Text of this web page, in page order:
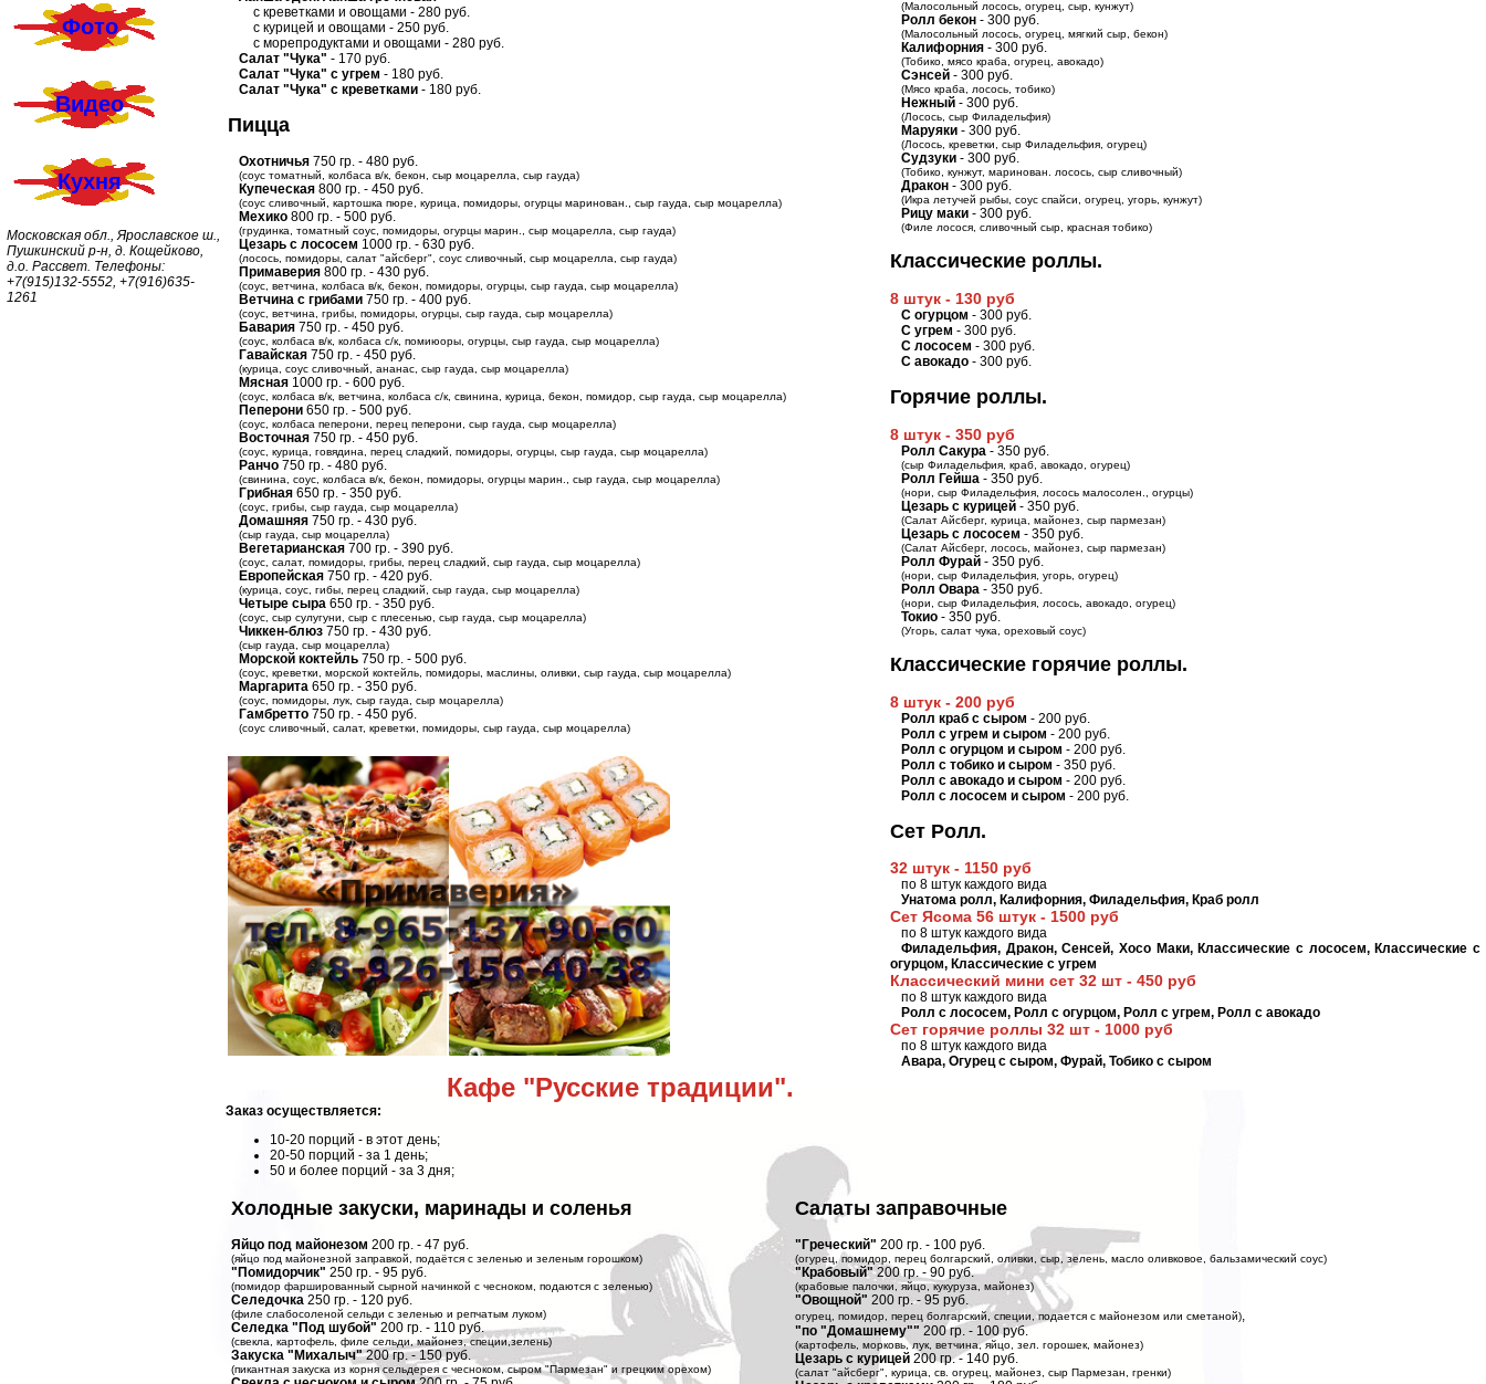
Фото
Видео
Кухня
Московская обл., Ярославское ш.,
Пушкинский р-н, д. Кощейково,
д.о. Рассвет. Телефоны:
+7(915)132-5552, +7(916)635-
1261
с креветками и овощами - 280 руб.
с курицей и овощами - 250 руб.
с морепродуктами и овощами - 280 руб.
Салат "Чука" - 170 руб.
Салат "Чука" с угрем - 180 руб.
Салат "Чука" с креветками - 180 руб.
Пицца
Охотничья 750 гр. - 480 руб.
(соус томатный, колбаса в/к, бекон, сыр моцарелла, сыр гауда)
Купеческая 800 гр. - 450 руб.
(соус сливочный, картошка пюре, курица, помидоры, огурцы маринован., сыр гауда, сыр моцарелла)
Мехико 800 гр. - 500 руб.
(грудинка, томатный соус, помидоры, огурцы марин., сыр моцарелла, сыр гауда)
Цезарь с лососем 1000 гр. - 630 руб.
(лосось, помидоры, салат "айсберг", соус сливочный, сыр моцарелла, сыр гауда)
Примаверия 800 гр. - 430 руб.
(соус, ветчина, колбаса в/к, бекон, помидоры, огурцы, сыр гауда, сыр моцарелла)
Ветчина с грибами 750 гр. - 400 руб.
(соус, ветчина, грибы, помидоры, огурцы, сыр гауда, сыр моцарелла)
Бавария 750 гр. - 450 руб.
(соус, колбаса в/к, колбаса с/к, помиюоры, огурцы, сыр гауда, сыр моцарелла)
Гавайская 750 гр. - 450 руб.
(курица, соус сливочный, ананас, сыр гауда, сыр моцарелла)
Мясная 1000 гр. - 600 руб.
(соус, колбаса в/к, ветчина, колбаса с/к, свинина, курица, бекон, помидор, сыр гауда, сыр моцарелла)
Пеперони 650 гр. - 500 руб.
(соус, колбаса пеперони, перец пеперони, сыр гауда, сыр моцарелла)
Восточная 750 гр. - 450 руб.
(соус, курица, говядина, перец сладкий, помидоры, огурцы, сыр гауда, сыр моцарелла)
Ранчо 750 гр. - 480 руб.
(свинина, соус, колбаса в/к, бекон, помидоры, огурцы марин., сыр гауда, сыр моцарелла)
Грибная 650 гр. - 350 руб.
(соус, грибы, сыр гауда, сыр моцарелла)
Домашняя 750 гр. - 430 руб.
(сыр гауда, сыр моцарелла)
Вегетарианская 700 гр. - 390 руб.
(соус, салат, помидоры, грибы, перец сладкий, сыр гауда, сыр моцарелла)
Европейская 750 гр. - 420 руб.
(курица, соус, гибы, перец сладкий, сыр гауда, сыр моцарелла)
Четыре сыра 650 гр. - 350 руб.
(соус, сыр сулугуни, сыр с плесенью, сыр гауда, сыр моцарелла)
Чиккен-блюз 750 гр. - 430 руб.
(сыр гауда, сыр моцарелла)
Морской коктейль 750 гр. - 500 руб.
(соус, креветки, морской коктейль, помидоры, маслины, оливки, сыр гауда, сыр моцарелла)
Маргарита 650 гр. - 350 руб.
(соус, помидоры, лук, сыр гауда, сыр моцарелла)
Гамбретто 750 гр. - 450 руб.
(соус сливочный, салат, креветки, помидоры, сыр гауда, сыр моцарелла)
(Малосольный лосось, огурец, сыр, кунжут)
Ролл бекон - 300 руб.
(Малосольный лосось, огурец, мягкий сыр, бекон)
Калифорния - 300 руб.
(Тобико, мясо краба, огурец, авокадо)
Сэнсей - 300 руб.
(Мясо краба, лосось, тобико)
Нежный - 300 руб.
(Лосось, сыр Филадельфия)
Маруяки - 300 руб.
(Лосось, креветки, сыр Филадельфия, огурец)
Судзуки - 300 руб.
(Тобико, кунжут, маринован. лосось, сыр сливочный)
Дракон - 300 руб.
(Икра летучей рыбы, соус спайси, огурец, угорь, кунжут)
Рицу маки - 300 руб.
(Филе лосося, сливочный сыр, красная тобико)
Классические роллы.
8 штук - 130 руб
С огурцом - 300 руб.
С угрем - 300 руб.
С лососем - 300 руб.
С авокадо - 300 руб.
Горячие роллы.
8 штук - 350 руб
Ролл Сакура - 350 руб.
(сыр Филадельфия, краб, авокадо, огурец)
Ролл Гейша - 350 руб.
(нори, сыр Филадельфия, лосось малосолен., огурцы)
Цезарь с курицей - 350 руб.
(Салат Айсберг, курица, майонез, сыр пармезан)
Цезарь с лососем - 350 руб.
(Салат Айсберг, лосось, майонез, сыр пармезан)
Ролл Фурай - 350 руб.
(нори, сыр Филадельфия, угорь, огурец)
Ролл Овара - 350 руб.
(нори, сыр Филадельфия, лосось, авокадо, огурец)
Токио - 350 руб.
(Угорь, салат чука, ореховый соус)
Классические горячие роллы.
8 штук - 200 руб
Ролл краб с сыром - 200 руб.
Ролл с угрем и сыром - 200 руб.
Ролл с огурцом и сыром - 200 руб.
Ролл с тобико и сыром - 350 руб.
Ролл с авокадо и сыром - 200 руб.
Ролл с лососем и сыром - 200 руб.
Сет Ролл.
32 штук - 1150 руб
по 8 штук каждого вида
Унатома ролл, Калифорния, Филадельфия, Краб ролл
Сет Ясома 56 штук - 1500 руб
по 8 штук каждого вида
Филадельфия, Дракон, Сенсей, Хосо Маки, Классические с лососем, Классические с
огурцом, Классические с угрем
Классический мини сет 32 шт - 450 руб
по 8 штук каждого вида
Ролл с лососем, Ролл с огурцом, Ролл с угрем, Ролл с авокадо
Сет горячие роллы 32 шт - 1000 руб
по 8 штук каждого вида
Авара, Огурец с сыром, Фурай, Тобико с сыром
Кафе "Русские традиции".
Заказ осуществляется:
10-20 порций - в этот день;
20-50 порций - за 1 день;
50 и более порций - за 3 дня;
Холодные закуски, маринады и соленья
Яйцо под майонезом 200 гр. - 47 руб.
(яйцо под майонезной заправкой, подаётся с зеленью и зеленым горошком)
"Помидорчик" 250 гр. - 95 руб.
(помидор фаршированный сырной начинкой с чесноком, подаются с зеленью)
Селедочка 250 гр. - 120 руб.
(филе слабосоленой сельди с зеленью и репчатым луком)
Селедка "Под шубой" 200 гр. - 110 руб.
(свекла, картофель, филе сельди, майонез, специи,зелень)
Закуска "Михалыч"200 гр. - 150 руб.
(пикантная закуска из корня сельдерея с чесноком, сыром "Пармезан" и грецким орехом)
Салаты заправочные
"Греческий" 200 гр. - 100 руб.
(огурец, помидор, перец болгарский, оливки, сыр, зелень, масло оливковое, бальзамический соус)
"Крабовый"200 гр. - 90 руб.
(крабовые палочки, яйцо, кукуруза, майонез)
"Овощной" 200 гр. - 95 руб.
огурец, помидор, перец болгарский, специи, подается с майонезом или сметаной),
"по "Домашнему"" 200 гр. - 100 руб.
(картофель, морковь, лук, ветчина, яйцо, зел. горошек, майонез)
Цезарь с курицей 200 гр. - 140 руб.
(салат "айсберг", курица, св. огурец, майонез, сыр Пармезан, гренки)